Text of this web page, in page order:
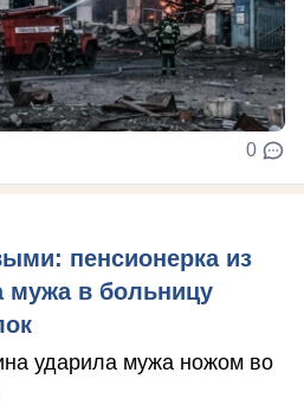
0
пенсионерка из
мужа в больницу
ударила мужа ножом во